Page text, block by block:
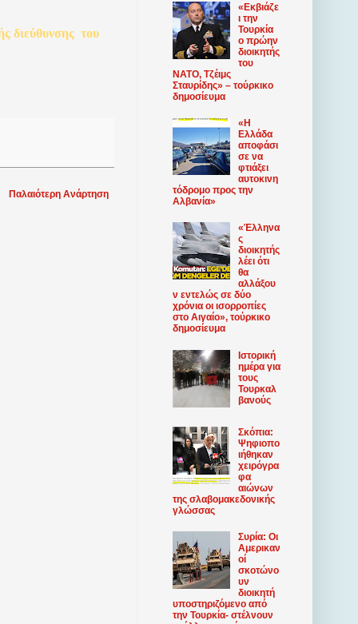
διεύθυνσης του
Παλαιότερη Ανάρτηση
«Εκβιάζε
ι την
Τουρκία
ο πρώην
διοικητής
του
ΝΑΤΟ, Τζέιμς
Σταυρίδης» – τούρκικο
δημοσίευμα
«Η
Ελλάδα
αποφάσι
σε να
φτιάξει
αυτοκινη
τόδρομο προς την
Αλβανία»
«Έλληνα
ς
διοικητής
λέει ότι
θα
αλλάξου
ν εντελώς σε δύο
χρόνια οι ισορροπίες
στο Αιγαίο», τούρκικο
δημοσίευμα
Ιστορική
ημέρα για
τους
Τουρκαλ
βανούς
Σκόπια:
Ψηφιοπο
ιήθηκαν
χειρόγρα
φα
αιώνων
της σλαβομακεδονικής
γλώσσας
Συρία: Οι
Αμερικαν
οί
σκοτώνο
υν
διοικητή
υποστηριζόμενο από
την Τουρκία- στέλνουν